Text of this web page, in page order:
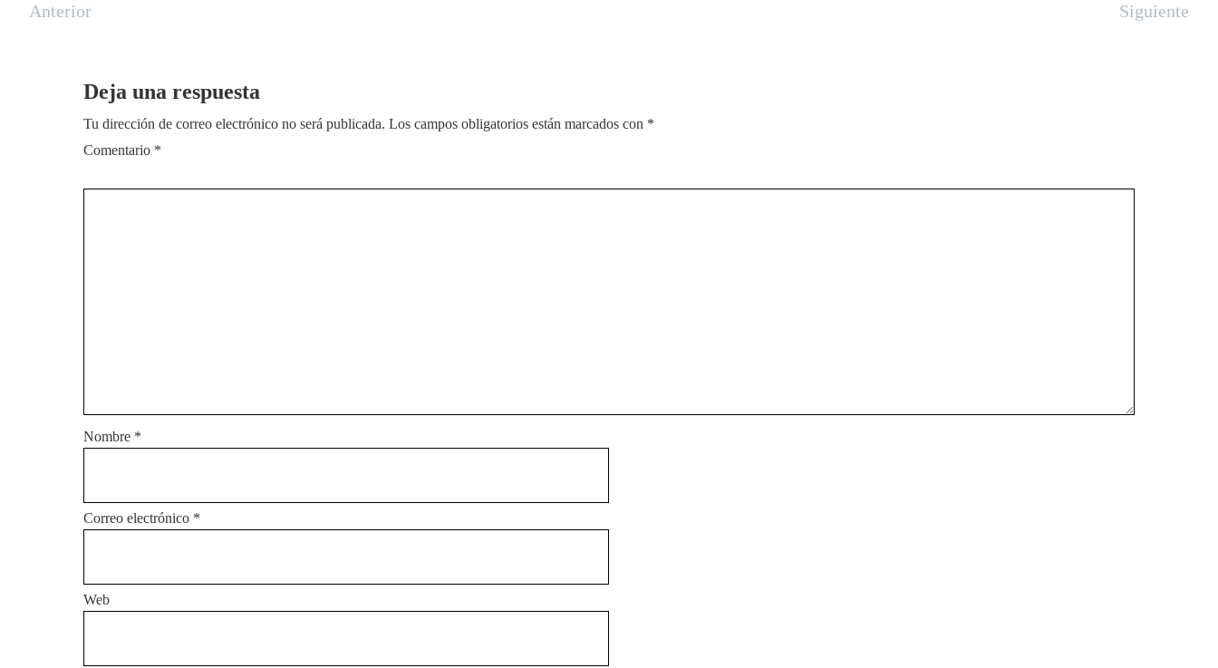
Anterior Siguiente
Deja una respuesta
Tu dirección de correo electrónico no será publicada. Los campos obligatorios están marcados con *
Comentario *
Nombre *
Correo electrónico *
Web